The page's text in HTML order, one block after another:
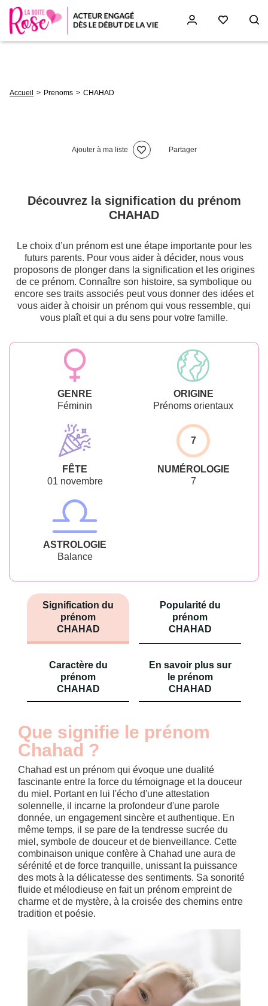
d'Ariane
Accueil Prenoms CHAHAD
Ajouter à ma liste Partager
Découvrez la signification du prénom
CHAHAD
Le choix d’un prénom est une étape importante pour les
futurs parents. Pour vous aider à décider, nous vous
proposons de plonger dans la signification et les origines
de ce prénom. Connaître son histoire, sa symbolique ou
encore ses traits associés peut vous donner des idées et
vous aider à choisir un prénom qui vous ressemble, qui
vous plaît et qui a du sens pour votre famille.
GENRE
Féminin
ORIGINE
Prénoms orientaux
FÊTE
01 novembre
7
NUMÉROLOGIE
7
ASTROLOGIE
Balance
Signification du
prénom
CHAHAD
Popularité du
prénom
CHAHAD
Caractère du
prénom
CHAHAD
En savoir plus sur
le prénom
CHAHAD
Que signifie le prénom
Chahad ?
Chahad est un prénom qui évoque une dualité
fascinante entre la force du témoignage et la douceur
du miel. Portant en lui l'écho d'une attestation
solennelle, il incarne la profondeur d'une parole
donnée, un engagement sincère et authentique. En
même temps, il se pare de la tendresse sucrée du
miel, symbole de douceur et de bienveillance. Cette
combinaison unique confère à Chahad une aura de
sérénité et de force tranquille, unissant la puissance
des mots à la délicatesse des sentiments. Sa sonorité
fluide et mélodieuse en fait un prénom empreint de
charme et de mystère, à la croisée des chemins entre
tradition et poésie.